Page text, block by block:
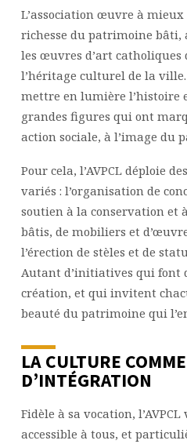
L’association œuvre à
richesse du patrimoine
les œuvres d’art
l’héritage culturel de la ville.
mettre en lumière l’histoire
grandes figures qui ont
action sociale, à l’image du
Pour cela, l’AVPCL déploie
variés : l’organisation de
soutien à la conservation et
bâtis, de mobiliers et
l’érection de stèles et de
Autant d’initiatives qui font
création, et qui invitent
beauté du patrimoine qui
LA CULTURE
D’INTÉGRATION
Fidèle à sa vocation,
accessible à tous, et